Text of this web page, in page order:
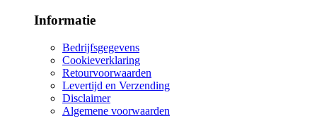
Informatie
Bedrijfsgegevens
Cookieverklaring
Retourvoorwaarden
Levertijd en Verzending
Disclaimer
Algemene voorwaarden